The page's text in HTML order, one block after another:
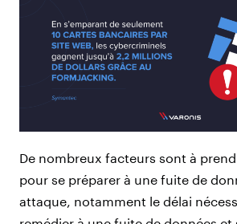
De nombreux facteurs sont à
pour se préparer à une fuite de
attaque, notamment le délai